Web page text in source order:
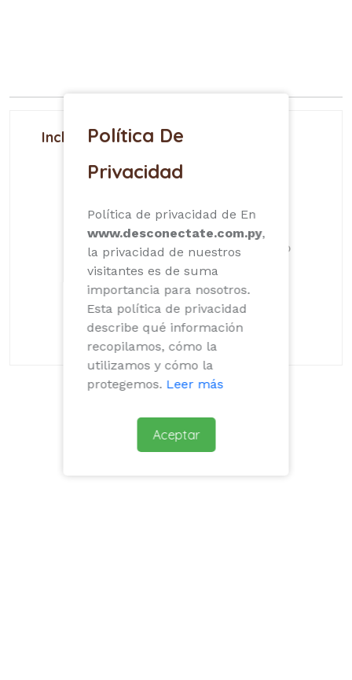
Incluye
Wifi
Habitaciones
Parrilla
Aire Acondicionado
Piscina
Sabanas
Toallas
Publicidad
Política De
Privacidad
Política de privacidad de En
www.desconectate.com.py,
la privacidad de nuestros
visitantes es de suma
importancia para nosotros.
Esta política de privacidad
describe qué información
recopilamos, cómo la
utilizamos y cómo la
protegemos. Leer más
Aceptar